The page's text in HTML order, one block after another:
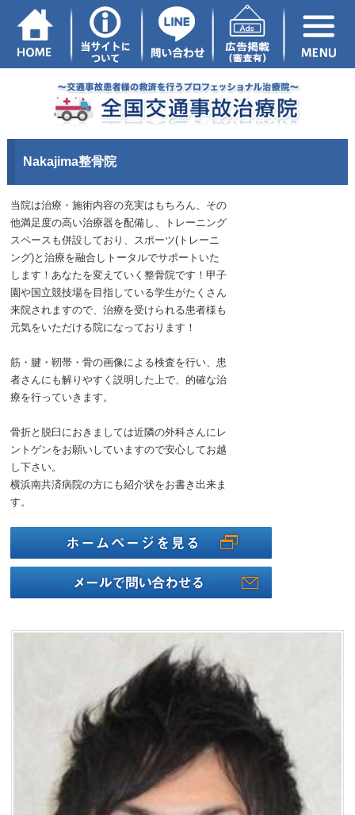
Nakajima整骨院
当院は治療・施術内容の充実はもちろん、その
他満足度の高い治療器を配備し、トレーニング
スペースも併設しており、スポーツ(トレーニ
ング)と治療を融合しトータルでサポートいた
します！あなたを変えていく整骨院です！甲子
園や国立競技場を目指している学生がたくさん
来院されますので、治療を受けられる患者様も
元気をいただける院になっております！
筋・腱・靭帯・骨の画像による検査を行い、患
者さんにも解りやすく説明した上で、的確な治
療を行っていきます。
骨折と脱臼におきましては近隣の外科さんにレ
ントゲンをお願いしていますので安心してお越
し下さい。
横浜南共済病院の方にも紹介状をお書き出来ま
す。